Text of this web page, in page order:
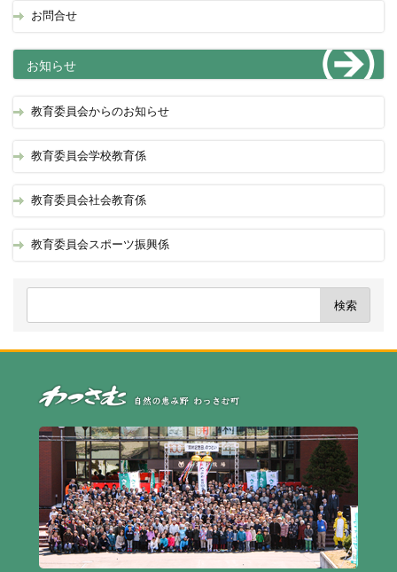
お問合せ
お知らせ
教育委員会からのお知らせ
教育委員会学校教育係
教育委員会社会教育係
教育委員会スポーツ振興係